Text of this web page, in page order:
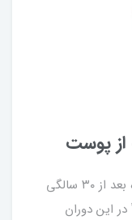
مراقبت از پوست صورت و بدن به ویژه بعد از ۳۰ سالگی
در این دوران